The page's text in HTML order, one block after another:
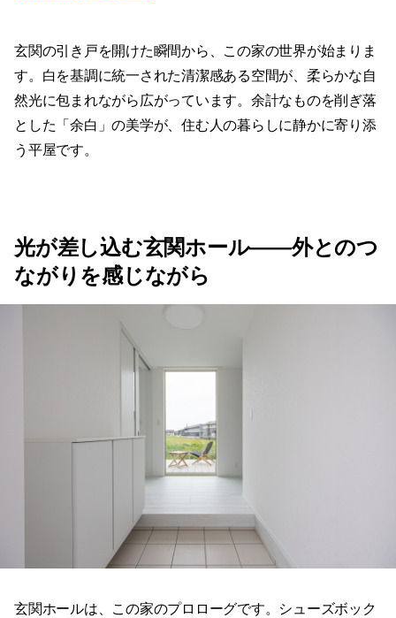
玄関の引き戸を開けた瞬間から、この家の世界が始まりま
す。白を基調に統一された清潔感ある空間が、柔らかな自
然光に包まれながら広がっています。余計なものを削ぎ落
とした「余白」の美学が、住む人の暮らしに静かに寄り添
う平屋です。
光が差し込む玄関ホール——外とのつ
ながりを感じながら
玄関ホールは、この家のプロローグです。シューズボック